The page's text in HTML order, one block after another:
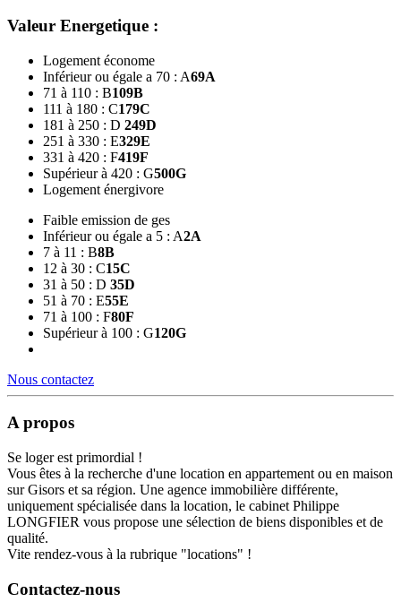
Valeur Energetique :
Logement économe
Inférieur ou égale a 70 : A69A
71 à 110 : B109B
111 à 180 : C179C
181 à 250 : D 249D
251 à 330 : E329E
331 à 420 : F419F
Supérieur à 420 : G500G
Logement énergivore
Faible emission de ges
Inférieur ou égale a 5 : A2A
7 à 11 : B8B
12 à 30 : C15C
31 à 50 : D 35D
51 à 70 : E55E
71 à 100 : F80F
Supérieur à 100 : G120G
Nous contactez
A propos
Se loger est primordial !
Vous êtes à la recherche d'une location en appartement ou en maison
sur Gisors et sa région. Une agence immobilière différente,
uniquement spécialisée dans la location, le cabinet Philippe
LONGFIER vous propose une sélection de biens disponibles et de
qualité.
Vite rendez-vous à la rubrique "locations" !
Contactez-nous